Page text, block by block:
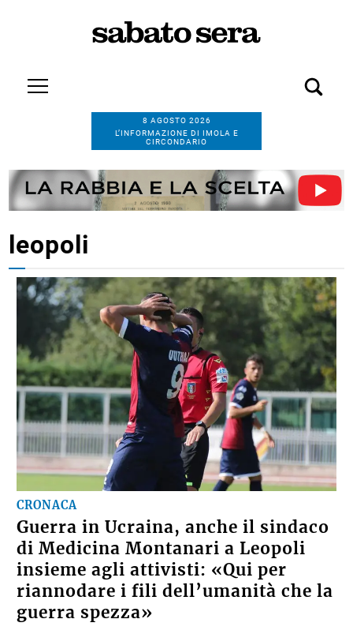
8 AGOSTO 2026
L’INFORMAZIONE DI IMOLA E
CIRCONDARIO
leopoli
CRONACA
Guerra in Ucraina, anche il sindaco
di Medicina Montanari a Leopoli
insieme agli attivisti: «Qui per
riannodare i fili dell’umanità che la
guerra spezza»